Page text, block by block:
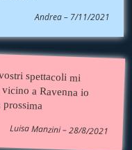
Andrea – 7/11/2021
spettacoli mi
a Ravenna io
Luisa Manzini – 28/8/2021